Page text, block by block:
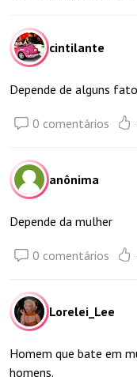
cintilante
Depende de alguns
0 comentários
anônima
Depende da mulher
0 comentários
Lorelei_Lee
Homem que bate em
homens.